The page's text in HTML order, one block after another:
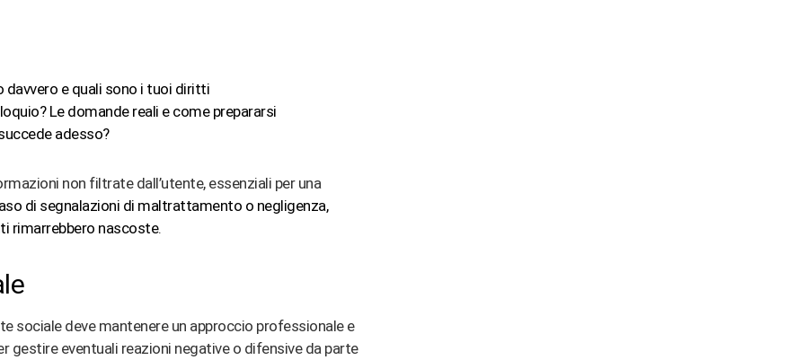
e quali sono i tuoi diritti
Le domande reali e come prepararsi
adesso?
non filtrate dall’utente, essenziali per una
di segnalazioni di maltrattamento o negligenza,
rimarrebbero nascoste​.
sociale deve mantenere un approccio professionale e
gestire eventuali reazioni negative o difensive da parte